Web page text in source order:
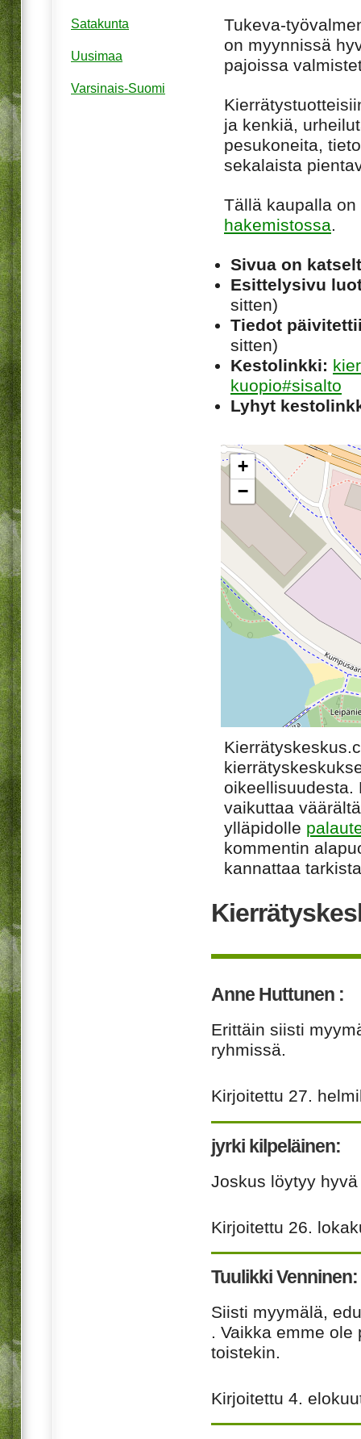
Tukeva-
on myynnissä
pajoissa
ja kenkiä,
pesukoneita,
sekalaista
Tällä kaupalla
hakemistossa.
Sivua on
Esittelysivu
sitten)
Tiedot
sitten)
Kestolinkki:
kuopio#sisalto
Lyhyt
+
−
oikeellisuudesta.
vaikuttaa
ylläpidolle
kommentin
kannattaa
Anne Huttunen :
Erittäin siisti
ryhmissä.
Kirjoitettu 27.
jyrki kilpeläinen:
Joskus löytyy
Kirjoitettu 26.
Tuulikki Venninen:
Siisti myymälä,
. Vaikka emme
toistekin.
Kirjoitettu 4.
Satakunta
Uusimaa
Varsinais-Suomi